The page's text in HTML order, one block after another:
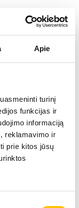
Apie
turinį
funkcijas ir
informaciją
reklamavimo ir
prie kitos jūsų
metodai,
ligos gydymo
Jeigu šios
labai didelę
bet ir
metu
susiduria
priežastis,
vaginozė –
itin pavojingas